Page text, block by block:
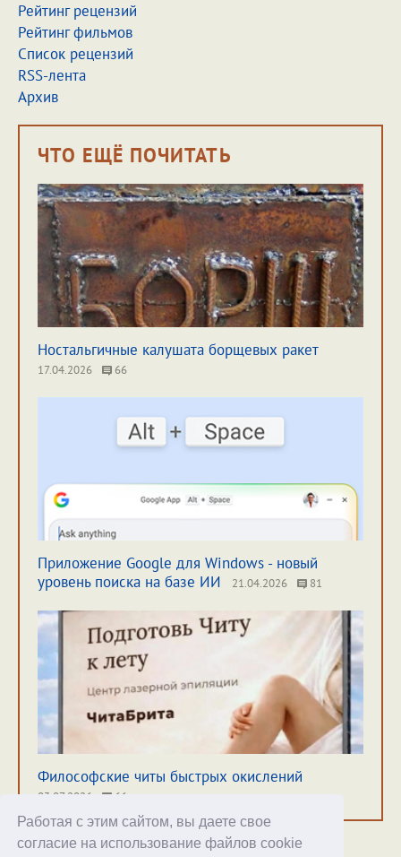
Работая с этим сайтом, вы даете свое
согласие на использование файлов cookie
Рейтинг рецензий
Рейтинг фильмов
Список рецензий
RSS-лента
Архив
ЧТО ЕЩЁ ПОЧИТАТЬ
Ностальгичные калушата борщевых ракет
17.04.2026 66
Приложение Google для Windows - новый
уровень поиска на базе ИИ
21.04.2026 81
Философские читы быстрых окислений
03.07.2026 66